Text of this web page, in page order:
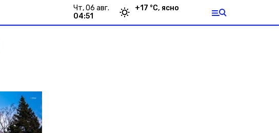
чт, 06 авг.
04:51
+17 °С, ясно